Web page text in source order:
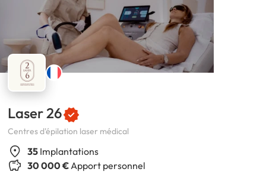
Laser 26
Centres d'épilation laser médical
35 Implantations
30 000 € Apport personnel